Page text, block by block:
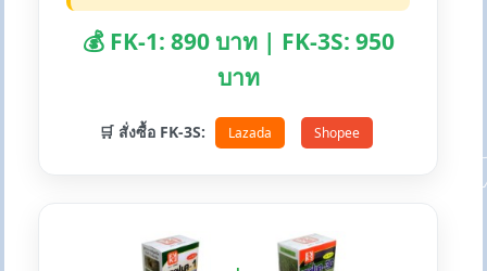
💰 FK-1: 890 บาท | FK-3S: 950
บาท
🛒 สั่งซื้อ FK-3S: Lazada Shopee